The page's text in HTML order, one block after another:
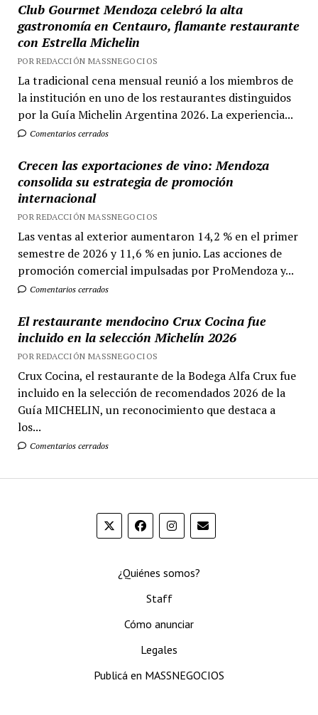
Club Gourmet Mendoza celebró la alta
gastronomía en Centauro, flamante restaurante
con Estrella Michelin
POR REDACCIÓN MASSNEGOCIOS
La tradicional cena mensual reunió a los miembros de
la institución en uno de los restaurantes distinguidos
por la Guía Michelin Argentina 2026. La experiencia...
Comentarios cerrados
Crecen las exportaciones de vino: Mendoza
consolida su estrategia de promoción
internacional
POR REDACCIÓN MASSNEGOCIOS
Las ventas al exterior aumentaron 14,2 % en el primer
semestre de 2026 y 11,6 % en junio. Las acciones de
promoción comercial impulsadas por ProMendoza y...
Comentarios cerrados
El restaurante mendocino Crux Cocina fue
incluido en la selección Michelín 2026
POR REDACCIÓN MASSNEGOCIOS
Crux Cocina, el restaurante de la Bodega Alfa Crux fue
incluido en la selección de recomendados 2026 de la
Guía MICHELIN, un reconocimiento que destaca a
los...
Comentarios cerrados
¿Quiénes somos?
Staff
Cómo anunciar
Legales
Publicá en MASSNEGOCIOS